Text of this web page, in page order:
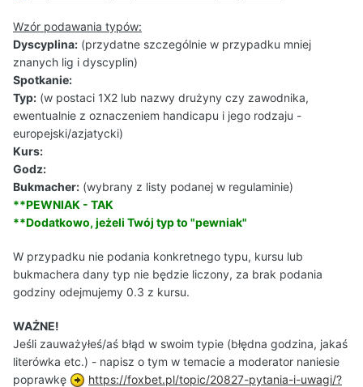
Wzór podawania typów:
Dyscyplina: (przydatne szczególnie w przypadku mniej
znanych lig i dyscyplin)
Spotkanie:
Typ: (w postaci 1X2 lub nazwy drużyny czy zawodnika,
ewentualnie z oznaczeniem handicapu i jego rodzaju -
europejski/azjatycki)
Kurs:
Godz:
Bukmacher: (wybrany z listy podanej w regulaminie)
**PEWNIAK - TAK
**Dodatkowo, jeżeli Twój typ to "pewniak"
W przypadku nie podania konkretnego typu, kursu lub
bukmachera dany typ nie będzie liczony, za brak podania
godziny odejmujemy 0.3 z kursu.
WAŻNE!
Jeśli zauważyłeś/aś błąd w swoim typie (błędna godzina, jakaś
literówka etc.) - napisz o tym w temacie a moderator naniesie
poprawkę
https://foxbet.pl/topic/20827-pytania-i-uwagi/?